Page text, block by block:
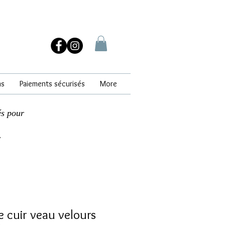
Paiements sécurisés More
pour
cuir veau velours